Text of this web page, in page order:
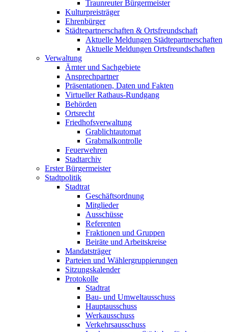
Traunreuter Bürgermeister
Kulturpreisträger
Ehrenbürger
Städtepartnerschaften & Ortsfreundschaft
Aktuelle Meldungen Städtepartnerschaften
Aktuelle Meldungen Ortsfreundschaften
Verwaltung
Ämter und Sachgebiete
Ansprechpartner
Präsentationen, Daten und Fakten
Virtueller Rathaus-Rundgang
Behörden
Ortsrecht
Friedhofsverwaltung
Grablichtautomat
Grabmalkontrolle
Feuerwehren
Stadtarchiv
Erster Bürgermeister
Stadtpolitik
Stadtrat
Geschäftsordnung
Mitglieder
Ausschüsse
Referenten
Fraktionen und Gruppen
Beiräte und Arbeitskreise
Mandatsträger
Parteien und Wählergruppierungen
Sitzungskalender
Protokolle
Stadtrat
Bau- und Umweltausschuss
Hauptausschuss
Werkausschuss
Verkehrsausschuss